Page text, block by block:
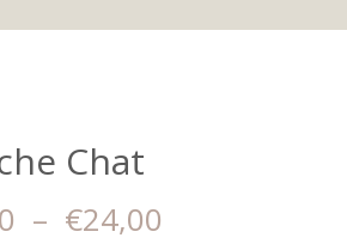
Chat
– €24,00